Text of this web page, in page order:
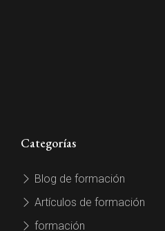
Categorías
Blog de formación
Artículos de formación
formación